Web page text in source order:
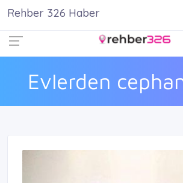
Evlerden
Rehber 326 Haber